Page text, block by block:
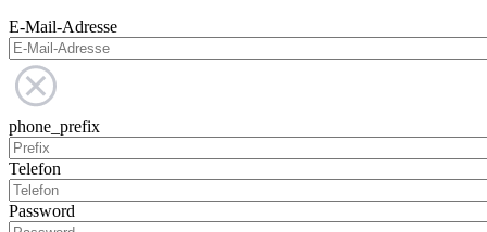
E-Mail-Adresse
phone_prefix
Telefon
Password